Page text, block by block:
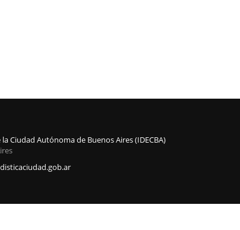
Ciudad Autónoma de Buenos Aires (IDECBA)